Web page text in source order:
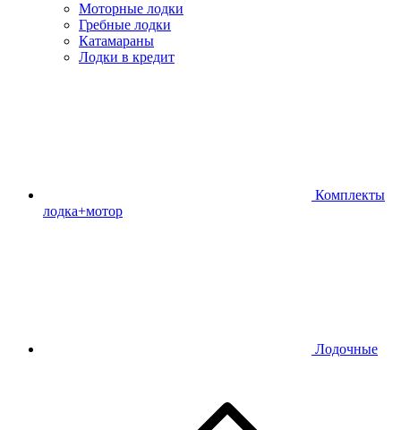
Моторные лодки
Гребные лодки
Катамараны
Лодки в кредит
Комплекты
лодка+мотор
Лодочные